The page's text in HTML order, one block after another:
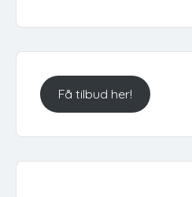
Få tilbud her!